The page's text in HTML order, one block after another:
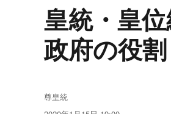
皇統・皇
政府の役割
投
稿
尊皇統